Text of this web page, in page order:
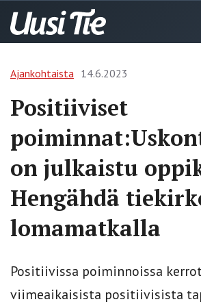
Ajankohtaista 14.6.2023
Positiiviset
on julkaistu
Hengähdä
lomamatkalla
Positiivissa poiminnoissa
viimeaikaisista positiivisista